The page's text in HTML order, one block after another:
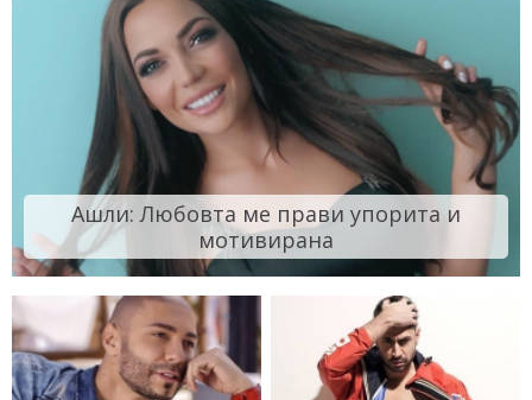
Ашли: Любовта ме прави упорита и
мотивирана